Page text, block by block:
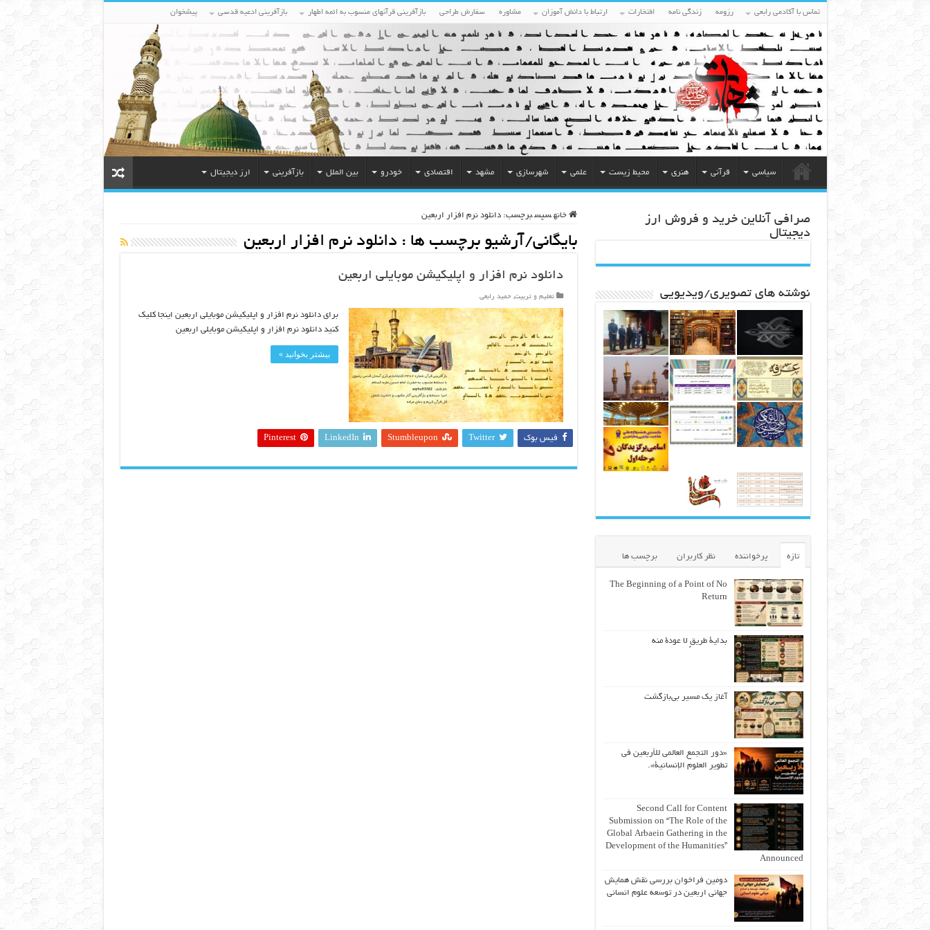
تماس با آکادمی رابعی رزومه زندگی نامه افتخارات ارتباط با دانش آموزان مشاوره سفارش طراحی بازآفرینی قرآنهای منسوب به ائمه اطهار بازآفرینی ادعیه قدسی پیشخوان
سیاسی قرآنی هنری محیط زیست علمی شهرسازی مشهد اقتصادی خودرو بین الملل بازآفرینی ارز دیجیتال
خانه سپس برچسب:دانلود نرم افزار اربعین
بایگانی/آرشیو برچسب ها : دانلود نرم افزار اربعین
دانلود نرم افزار و اپلیکیشن موبایلی اربعین
تعلیم و تربیت,حمید رابعی
برای دانلود نرم افزار و اپلیکیشن موبایلی اربعین اینجا کلیک
کنید دانلود نرم افزار و اپلیکیشن موبایلی اربعین
بیشتر بخوانید »
فیس بوک Twitter
Stumbleupon
LinkedIn
Pinterest
صرافی آنلاین خرید و فروش ارز
دیجیتال
نوشته های تصویری/ویدیویی
تازه پرخواننده نظر کاربران برچسب ها
The Beginning of a Point of No
Return
بداية طريقٍ لا عودة منه
آغاز یک مسیر بی‌بازگشت
«دور التجمع العالمي للأربعين في
تطوير العلوم الإنسانية».
Second Call for Content
Submission on “The Role of the
Global Arbaein Gathering in the
Development of the Humanities”
Announced
دومین فراخوان بررسی نقش همایش
جهانی اربعین در توسعه علوم انسانی